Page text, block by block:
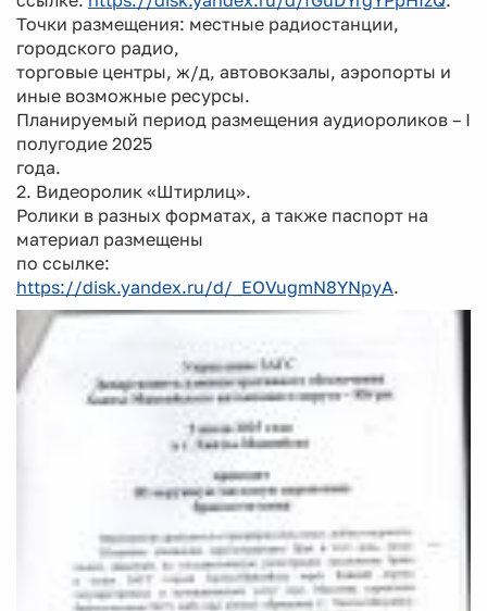
Точки размещения: местные радиостанции,
городского радио,
торговые центры, ж/д, автовокзалы, аэропорты и
иные возможные ресурсы.
Планируемый период размещения аудиороликов – I
полугодие 2025
года.
2. Видеоролик «Штирлиц».
Ролики в разных форматах, а также паспорт на
материал размещены
по ссылке:
https://disk.yandex.ru/d/_EOVugmN8YNpyA.